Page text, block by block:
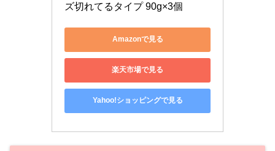
ズ切れてるタイプ 90g×3個
Amazonで見る
楽天市場で見る
Yahoo!ショッピングで見る